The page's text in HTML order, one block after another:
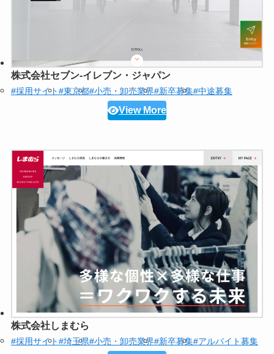
株式会社セブン‐イレブン・ジャパン
#採用サイト#東京都#小売・卸売業界#新卒募集#中途募集
View More
株式会社しまむら
#採用サイト#埼玉県#小売・卸売業界#新卒募集#アルバイト募集